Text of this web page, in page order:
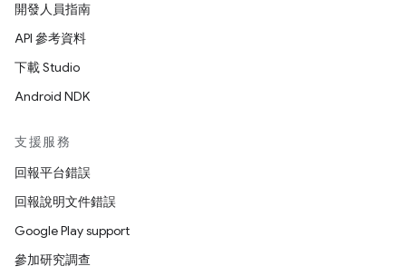
開發人員指南
API 參考資料
下載 Studio
Android NDK
支援服務
回報平台錯誤
回報說明文件錯誤
Google Play support
參加研究調查